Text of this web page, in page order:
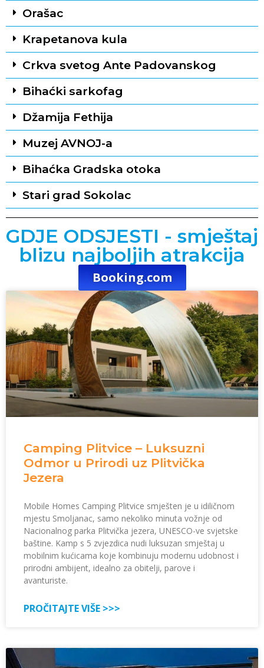
Orašac
Krapetanova kula
Crkva svetog Ante Padovanskog
Bihaćki sarkofag
Džamija Fethija
Muzej AVNOJ-a
Bihaćka Gradska otoka
Stari grad Sokolac
GDJE ODSJESTI - smještaj
blizu najboljih atrakcija
Booking.com
Camping Plitvice – Luksuzni
Odmor u Prirodi uz Plitvička
Jezera
Mobile Homes Camping Plitvice smješten je u idiličnom
mjestu Smoljanac, samo nekoliko minuta vožnje od
Nacionalnog parka Plitvička jezera, UNESCO-ve svjetske
baštine. Kamp s 5 zvjezdica nudi luksuzan smještaj u
mobilnim kućicama koje kombinuju modernu udobnost i
prirodni ambijent, idealno za obitelji, parove i
avanturiste.
PROČITAJTE VIŠE >>>